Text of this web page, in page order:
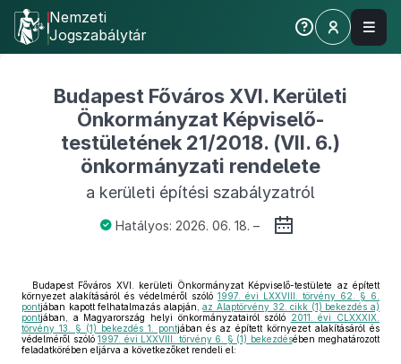
Nemzeti
Jogszabálytár
Budapest Főváros XVI. Kerületi
Önkormányzat Képviselő-
testületének 21/2018. (VII. 6.)
önkormányzati rendelete
a kerületi építési szabályzatról
Hatályos: 2026. 06. 18. –
Budapest Főváros XVI. kerületi Önkormányzat Képviselő-testülete az épített
környezet alakításáról és védelméről szóló 1997. évi LXXVIII. törvény 62. § 6.
pontjában kapott felhatalmazás alapján,az Alaptörvény 32. cikk (1) bekezdés a)
pontjában, a Magyarország helyi önkormányzatairól szóló 2011. évi CLXXXIX.
törvény 13. § (1) bekezdés 1. pontjában és az épített környezet alakításáról és
védelméről szóló 1997. évi LXXVIII. törvény 6. § (1) bekezdésében meghatározott
feladatkörében eljárva a következőket rendeli el: